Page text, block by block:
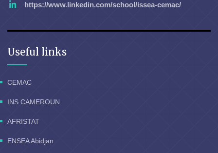
https://www.linkedin.com/school/issea-cemac/
Useful links
CEMAC
INS CAMEROUN
AFRISTAT
ENSEA Abidjan